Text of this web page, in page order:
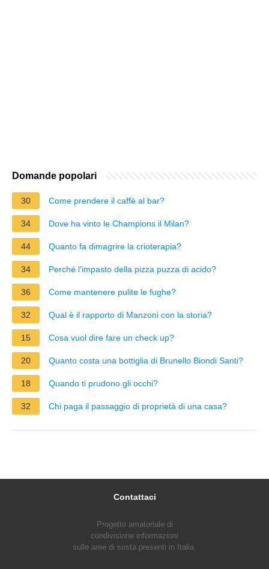
Domande popolari
30 Come prendere il caffè al bar?
34 Dove ha vinto le Champions il Milan?
44 Quanto fa dimagrire la crioterapia?
34 Perché l'impasto della pizza puzza di acido?
36 Come mantenere pulite le fughe?
32 Qual è il rapporto di Manzoni con la storia?
15 Cosa vuol dire fare un check up?
20 Quanto costa una bottiglia di Brunello Biondi Santi?
18 Quando ti prudono gli occhi?
32 Chi paga il passaggio di proprietà di una casa?
Contattaci
Progetto amatoriale di
condivisione informazioni
sulle aree di sosta presenti in Italia.